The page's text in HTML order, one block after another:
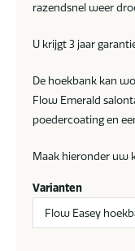
razendsnel weer
U krijgt 3 jaar
De hoekbank kan
Flow Emerald
poedercoating en
Maak hieronder uw
Varianten